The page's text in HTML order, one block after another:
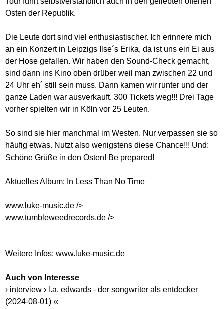
Osten der Republik.
Die Leute dort sind viel enthusiastischer. Ich erinnere mich
an ein Konzert in Leipzigs Ilse´s Erika, da ist uns ein Ei aus
der Hose gefallen. Wir haben den Sound-Check gemacht,
sind dann ins Kino oben drüber weil man zwischen 22 und
24 Uhr eh´ still sein muss. Dann kamen wir runter und der
ganze Laden war ausverkauft. 300 Tickets weg!!! Drei Tage
vorher spielten wir in Köln vor 25 Leuten.
So sind sie hier manchmal im Westen. Nur verpassen sie so
häufig etwas. Nutzt also wenigstens diese Chance!!! Und:
Schöne Grüße in den Osten! Be prepared!
Aktuelles Album: In Less Than No Time
www.luke-music.de />
www.tumbleweedrecords.de />
Weitere Infos:www.luke-music.de
Auch von Interesse
› interview › l.a. edwards - der songwriter als entdecker
(2024-08-01) ‹‹